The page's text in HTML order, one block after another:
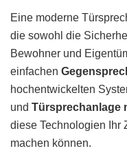
Eine moderne
die sowohl die
Bewohner und
einfachen
hochentwickelten
und Türsprechanlage
diese Technologien Ihr
machen können.